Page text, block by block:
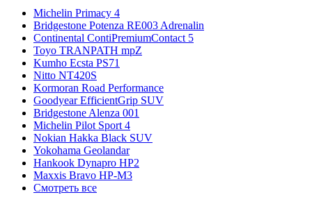
Michelin Primacy 4
Bridgestone Potenza RE003 Adrenalin
Continental ContiPremiumContact 5
Toyo TRANPATH mpZ
Kumho Ecsta PS71
Nitto NT420S
Kormoran Road Performance
Goodyear EfficientGrip SUV
Bridgestone Alenza 001
Michelin Pilot Sport 4
Nokian Hakka Black SUV
Yokohama Geolandar
Hankook Dynapro HP2
Maxxis Bravo HP-M3
Смотреть все